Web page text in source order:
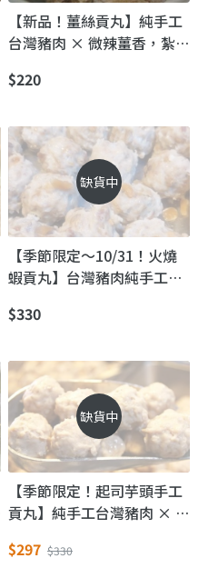
【新品！薑絲貢丸】純手工
台灣豬肉 × 微辣薑香，紮實
$220
缺貨中
【季節限定～10/31！火燒
蝦貢丸】台灣豬肉純手工，
滿！
$330
缺貨中
【季節限定！起司芋頭手工
貢丸】純手工台灣豬肉 × 大
絲，每口都是驚喜！
$297 $330